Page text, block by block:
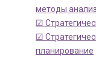
методы
☑
☑
планирование